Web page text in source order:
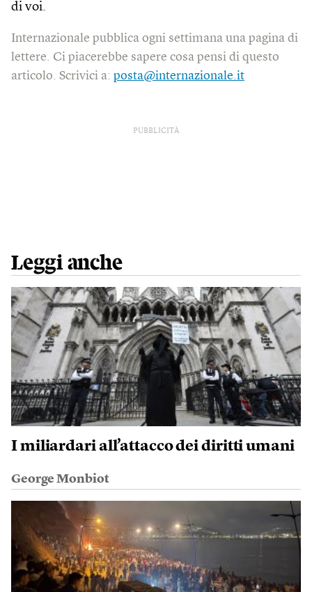
di voi.
Internazionale pubblica ogni settimana una pagina di
lettere. Ci piacerebbe sapere cosa pensi di questo
articolo. Scrivici a: posta@internazionale.it
PUBBLICITÀ
Leggi anche
I miliardari all’attacco dei diritti umani
George Monbiot